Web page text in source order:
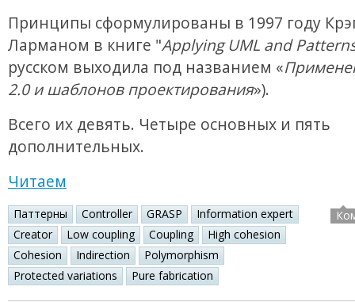
Принципы сформулированы в 1997 году
Ларманом в книге "Applying UML and
русском выходила под названием «
2.0 и шаблонов проектирования»).
Всего их девять. Четыре основных и пять
дополнительных.
Читаем
Паттерны Controller GRASP
Information expert
Creator
Low coupling Coupling
High cohesion
Cohesion
Indirection
Polymorphism
Protected variations
Pure fabrication